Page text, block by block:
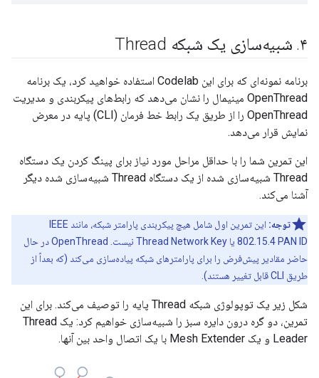
۴. شبیه‌سازی یک شبکه Thread
برنامه نمونه‌ای که برای این Codelab استفاده خواهید کرد، یک برنامه
OpenThread مینیمال را نشان می‌دهد که رابط‌های پیکربندی و مدیریت
OpenThread را از طریق یک رابط خط فرمان (CLI) پایه در معرض
نمایش قرار می‌دهد.
این تمرین شما را با حداقل مراحل مورد نیاز برای پینگ کردن یک دستگاه
Thread شبیه‌سازی شده از یک دستگاه Thread شبیه‌سازی شده دیگر
آشنا می‌کند.
توجه:
این تمرین اول شامل هیچ پیکربندی پارامتر شبکه، مانند IEEE
802.15.4 PAN ID یا Thread Network Key نیست. OpenThread در حال
حاضر مقادیر پیش‌فرض را برای پارامترهای شبکه پیاده‌سازی می‌کند (که بعداً از
طریق CLI قابل تغییر هستند).
شکل زیر یک توپولوژی شبکه Thread پایه را توصیف می‌کند. برای این
تمرین، دو گره درون دایره سبز را شبیه‌سازی خواهیم کرد: یک Thread
Leader و یک Mesh Extender با یک اتصال واحد بین آنها.